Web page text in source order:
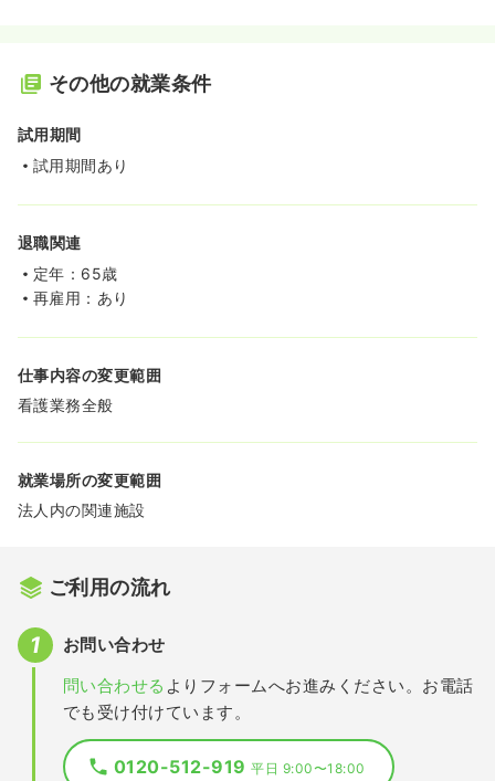
その他の就業条件
試用期間
試用期間あり
退職関連
定年：65歳
再雇用：あり
仕事内容の変更範囲
看護業務全般
就業場所の変更範囲
法人内の関連施設
ご利用の流れ
お問い合わせ
問い合わせる よりフォームへお進みください。お電話
でも受け付けています。
0120-512-919平日 9:00〜18:00